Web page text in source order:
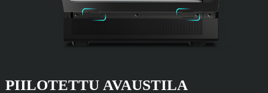
PIILOTETTU AVAUSTILA